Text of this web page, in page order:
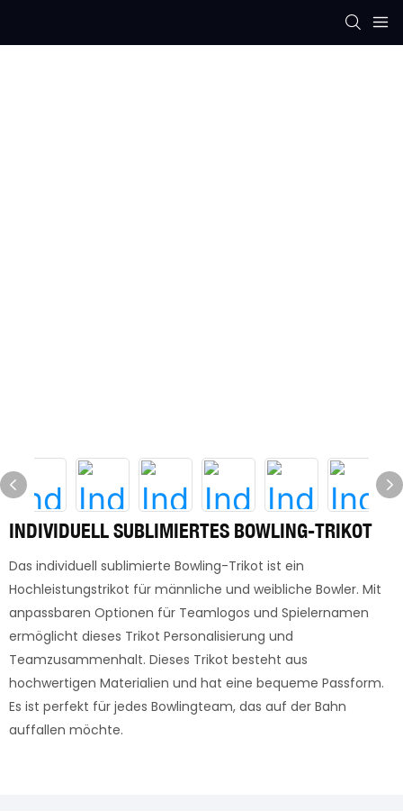
INDIVIDUELL SUBLIMIERTES BOWLING-TRIKOT
Das individuell sublimierte Bowling-Trikot ist ein
Hochleistungstrikot für männliche und weibliche Bowler. Mit
anpassbaren Optionen für Teamlogos und Spielernamen
ermöglicht dieses Trikot Personalisierung und
Teamzusammenhalt. Dieses Trikot besteht aus
hochwertigen Materialien und hat eine bequeme Passform.
Es ist perfekt für jedes Bowlingteam, das auf der Bahn
auffallen möchte.